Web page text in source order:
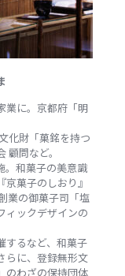
業に。京都府「明
化財「菓銘を持つ
問など。
。和菓子の美意識
菓子のしおり』
業の御菓子司「塩
ィックデザインの
するなど、和菓子
らに、登録無形文
のわざの保持団体